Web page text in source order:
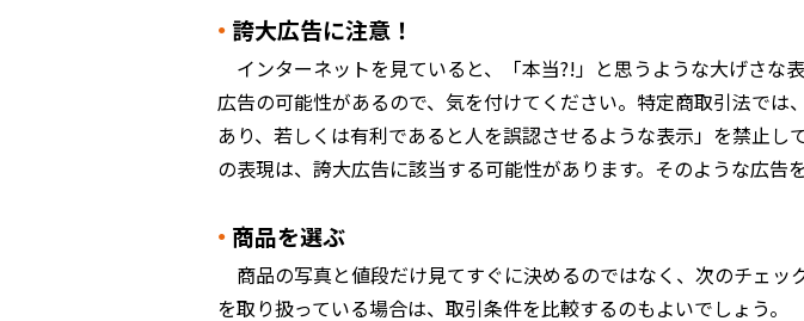
誇大広告に注意！
インターネットを見ていると、「本当?!」と思うような大げさ
広告の可能性があるので、気を付けてください。特定商取引法で
あり、若しくは有利であると人を誤認させるような表示」を禁止
の表現は、誇大広告に該当する可能性があります。そのような広告
商品を選ぶ
商品の写真と値段だけ見てすぐに決めるのではなく、次のチェ
を取り扱っている場合は、取引条件を比較するのもよいでしょう。